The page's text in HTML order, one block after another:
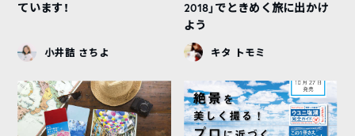
ています！
小井詰 さちよ
2018」でときめく旅に出かけ
よう
キタ トモミ